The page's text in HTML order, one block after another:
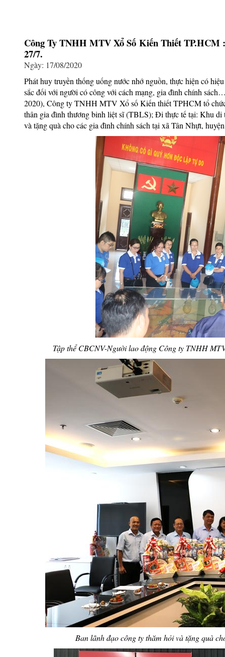
Công Ty TNHH MTV Xổ Số Kiến Thiết
27/7.
Ngày: 17/08/2020
Phát huy truyền thống uống nước nhớ nguồn, thực hiện có
sắc đối với người có công với cách mạng, gia đình chính
2020), Công ty TNHH MTV Xổ số Kiến thiết TPHCM tổ
thân gia đình thương binh liệt sĩ (TBLS); Đi thực tế tại: Khu
và tặng quà cho các gia đình chính sách tại xã Tân Nhựt,
Tập thể CBCNV-Người lao động Công ty TNHH
Ban lãnh đạo công ty thăm hỏi và tặng quà